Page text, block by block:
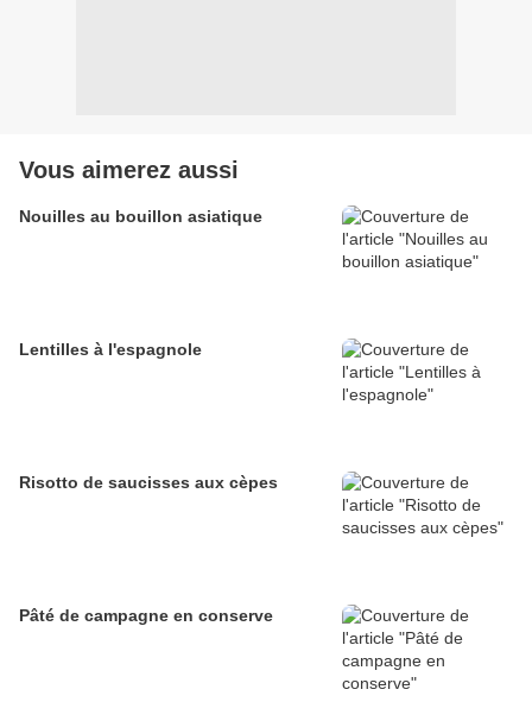
Vous aimerez aussi
Nouilles au bouillon asiatique
Lentilles à l'espagnole
Risotto de saucisses aux cèpes
Pâté de campagne en conserve